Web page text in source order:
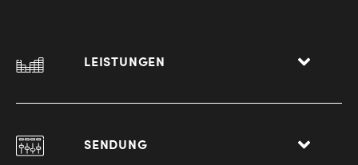
LEISTUNGEN
SENDUNG